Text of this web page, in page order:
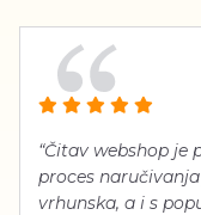
“Čitav webshop je
proces
vrhunska, a i s